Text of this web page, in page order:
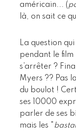
américain... (
là, on sait ce
La question qui
pendant le
s’arrêter ?
Myers ?? Pas
du boulot !
ses 10000
parler de ses
mais les "